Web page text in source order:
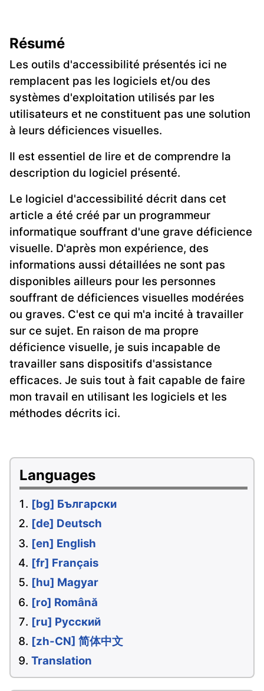
Languages
[bg] Български
[de] Deutsch
[en] English
[fr] Français
[hu] Magyar
[ro] Română
[ru] Русский
[zh-CN] 简体中文
Translation
Résumé
Les outils d'accessibilité présentés ici ne
remplacent pas les logiciels et/ou des
systèmes d'exploitation utilisés par les
utilisateurs et ne constituent pas une solution
à leurs déficiences visuelles.
Il est essentiel de lire et de comprendre la
description du logiciel présenté.
Le logiciel d'accessibilité décrit dans cet
article a été créé par un programmeur
informatique souffrant d'une grave déficience
visuelle. D'après mon expérience, des
informations aussi détaillées ne sont pas
disponibles ailleurs pour les personnes
souffrant de déficiences visuelles modérées
ou graves. C'est ce qui m'a incité à travailler
sur ce sujet. En raison de ma propre
déficience visuelle, je suis incapable de
travailler sans dispositifs d'assistance
efficaces. Je suis tout à fait capable de faire
mon travail en utilisant les logiciels et les
méthodes décrits ici.